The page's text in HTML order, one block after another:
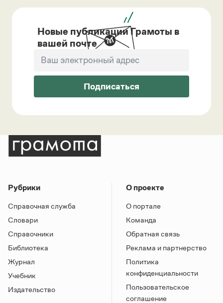
Новые публикации Грамоты в
вашей почте
Подписаться
Рубрики
Справочная служба
Словари
Справочники
Библиотека
Журнал
Учебник
Издательство
О проекте
О портале
Команда
Обратная связь
Реклама и партнерство
Политика
конфиденциальности
Пользовательское
соглашение